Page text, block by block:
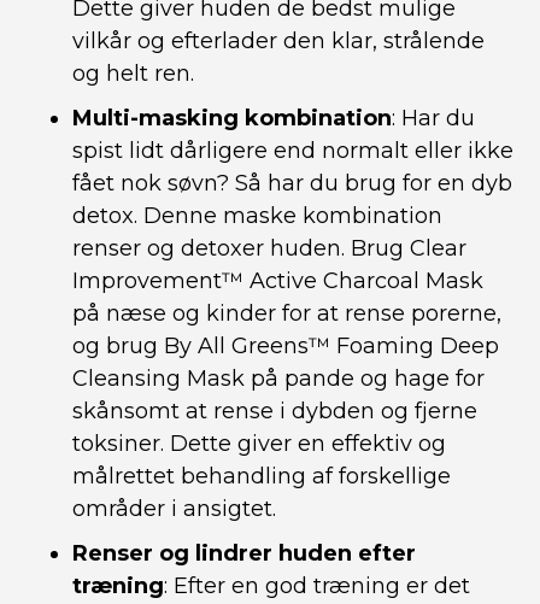
Dette giver huden de bedst mulige
vilkår og efterlader den klar, strålende
og helt ren.
Multi-masking kombination: Har du
spist lidt dårligere end normalt eller ikke
fået nok søvn? Så har du brug for en dyb
detox. Denne maske kombination
renser og detoxer huden. Brug Clear
Improvement™ Active Charcoal Mask
på næse og kinder for at rense porerne,
og brug By All Greens™ Foaming Deep
Cleansing Mask på pande og hage for
skånsomt at rense i dybden og fjerne
toksiner. Dette giver en effektiv og
målrettet behandling af forskellige
områder i ansigtet.
Renser og lindrer huden efter
træning: Efter en god træning er det